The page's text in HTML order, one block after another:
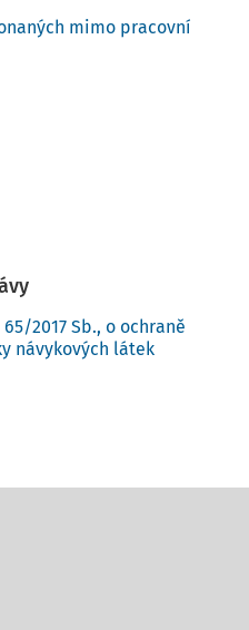
mimo pracovní
2017 Sb., o ochraně
návykových látek